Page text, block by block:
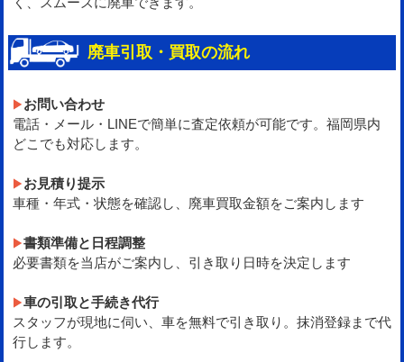
廃車引取・買取の流れ
お問い合わせ
電話・メール・LINEで簡単に査定依頼が可能です。福岡県内
どこでも対応します。
お見積り提示
車種・年式・状態を確認し、廃車買取金額をご案内します
書類準備と日程調整
必要書類を当店がご案内し、引き取り日時を決定します
車の引取と手続き代行
スタッフが現地に伺い、車を無料で引き取り。抹消登録まで代
行します。